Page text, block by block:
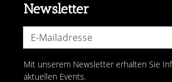
Newsletter
Mit unserem Newsletter erhalten Sie
aktuellen Events.